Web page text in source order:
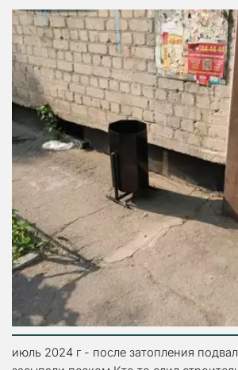
июль 2024 г - после затопления